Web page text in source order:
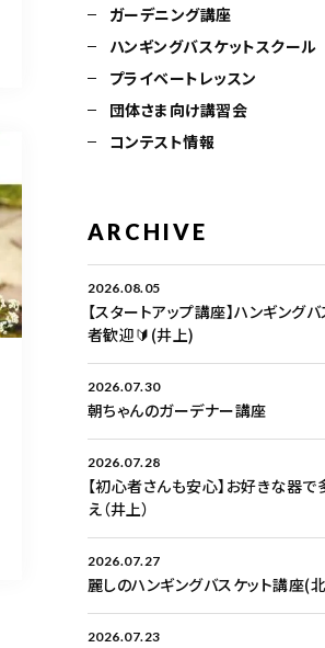
ガーデニング講座
ハンギングバスケットスクール
プライベートレッスン
団体さま向け講習会
コンテスト情報
ARCHIVE
2026.08.05
【スタートアップ講座】ハンギング
者歓迎🔰(井上)
2026.07.30
朝ちゃんのガーデナー講座
2026.07.28
【初心者さんも安心】お好きな器
え（井上）
2026.07.27
麗しのハンギングバスケット講座(
2026.07.23